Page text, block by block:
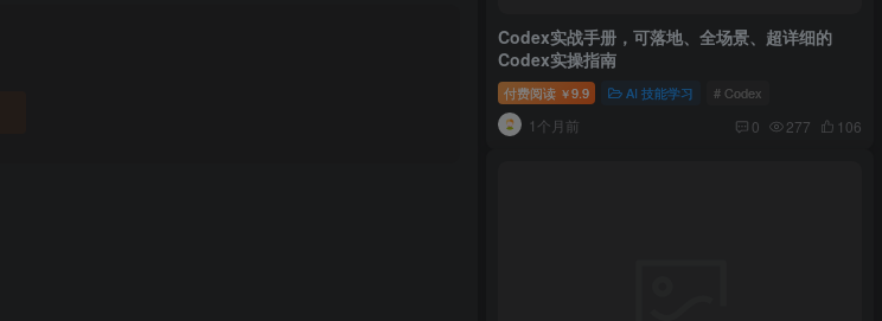
Codex实战手册，可落地、全场景、超详细的
Codex实操指南
付费阅读 ￥9.9 AI 技能学习 # Codex
1个月前 0 277 106